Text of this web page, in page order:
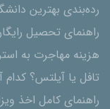
رده‌بندی بهترین
راهنمای تحصیل
هزینه مهاجرت به
تافل یا آیلتس؟
راهنمای کامل اخذ